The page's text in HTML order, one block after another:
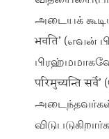
அடையக்
भवति’ (எவன்
பிரஹ்மமாகவே
परिमुच्यन्ति
அடைந்தவர்கள்